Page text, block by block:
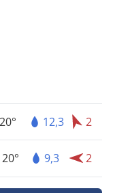
20° 12,3 2
20° 9,3 2